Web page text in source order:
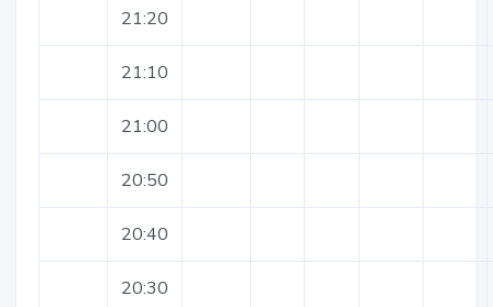
21:20
21:10
21:00
20:50
20:40
20:30